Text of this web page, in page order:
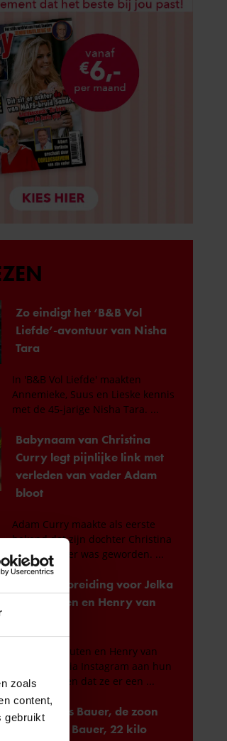
zoals
content,
gebruikt